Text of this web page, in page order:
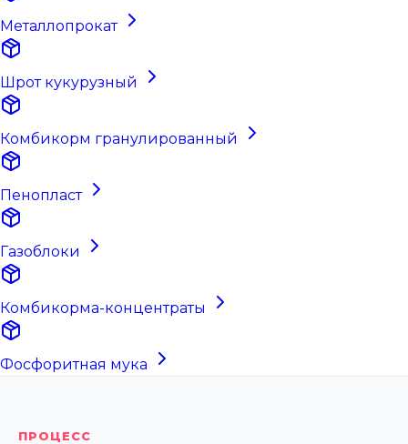
Металлопрокат
Шрот кукурузный
Комбикорм гранулированный
Пенопласт
Газоблоки
Комбикорма-концентраты
Фосфоритная мука
ПРОЦЕСС